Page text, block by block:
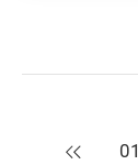
上一頁
01